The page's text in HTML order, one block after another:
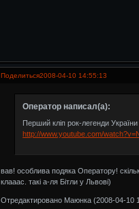
Поделиться2008-04-10 14:55:13
Оператор написал(а):
Перший кліп рок-легенди України
http://www.youtube.com/
вав! особлива подяка Оператору!
клааас. такі а-ля Бітли у Львові)
Отредактировано Маюнка (2008-04-10